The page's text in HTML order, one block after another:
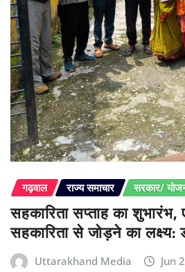
गढ़वाल राज्य समाचार सरकार/
सहकारिता सप्ताह का
सहकारिता से जोड़ने का लक्ष्य:
Uttarakhand Media Jun